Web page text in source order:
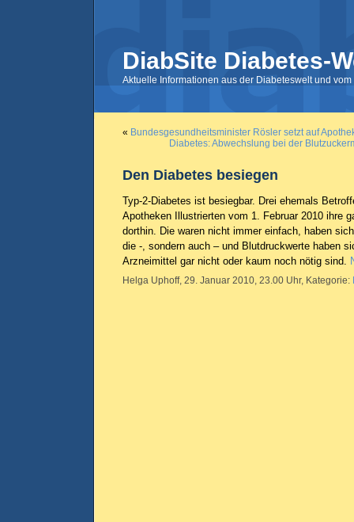
DiabSite Diabetes-
Aktuelle Informationen aus der Diabeteswelt und
« Bundesgesundheitsminister Rösler setzt auf
Diabetes: Abwechslung bei der
Den Diabetes besiegen
Typ-2-Diabetes ist besiegbar. Drei ehemals
Apotheken Illustrierten vom 1. Februar 2010 ihre
dorthin. Die waren nicht immer einfach, haben
die -, sondern auch – und Blutdruckwerte haben
Arzneimittel gar nicht oder kaum noch nötig sind.
Helga Uphoff, 29. Januar 2010, 23.00 Uhr, Kategorie: